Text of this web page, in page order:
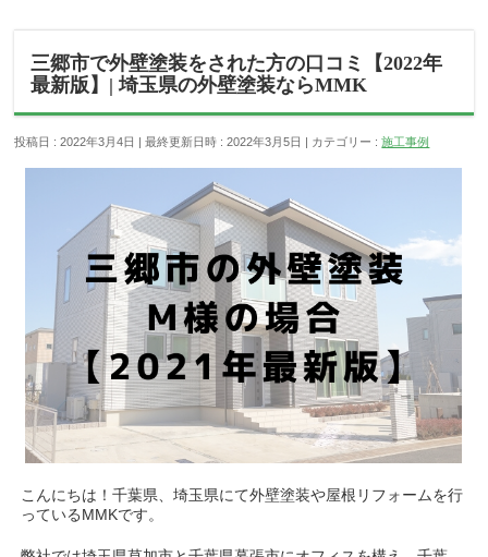
三郷市で外壁塗装をされた方の口コミ【2022年
最新版】| 埼玉県の外壁塗装ならMMK
投稿日 : 2022年3月4日 最終更新日時 : 2022年3月5日 カテゴリー :施工事例
こんにちは！千葉県、埼玉県にて外壁塗装や屋根リフォームを行
っているMMKです。